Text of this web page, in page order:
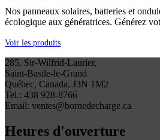
Nos panneaux solaires, batteries et
écologique aux génératrices. Générez
Voir les produits
285, Sir-Wilfrid-Laurier,
Saint-Basile-le-Grand
Québec, Canada, J3N 1M2
Tel.: 438 928-8766
Email: ventes@bornedecharge.ca
Heures d'ouverture